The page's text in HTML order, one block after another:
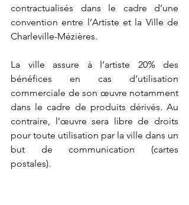
contractualisés dans le cadre d’une
convention entre l’Artiste et la Ville de
Charleville-Mézières.
La ville assure à l’artiste 20% des
bénéfices en cas d’utilisation
commerciale de son œuvre notamment
dans le cadre de produits dérivés. Au
contraire, l’œuvre sera libre de droits
pour toute utilisation par la ville dans un
but de communication (cartes
postales).